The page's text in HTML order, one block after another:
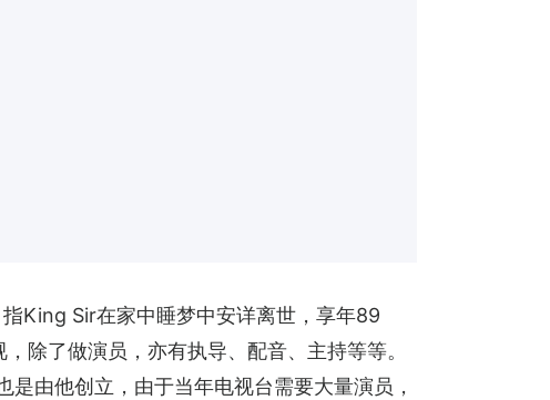
King Sir在家中睡梦中安详离世，享年89
除了做演员，亦有执导、配音、主持等等。
由他创立，由于当年电视台需要大量演员，